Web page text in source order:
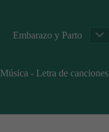
Embarazo y Parto
Música - Letra de canciones